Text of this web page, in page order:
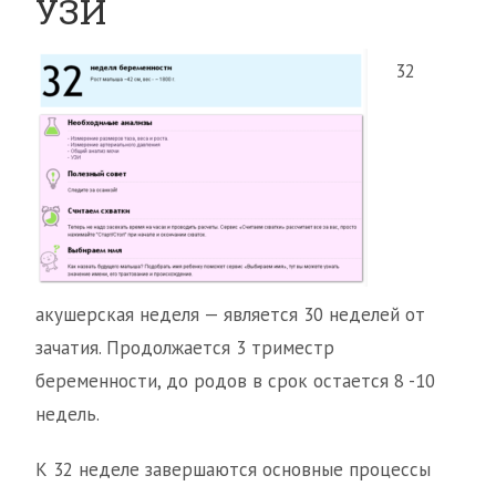
УЗИ
32
акушерская неделя — является 30 неделей от
зачатия. Продолжается 3 триместр
беременности, до родов в срок остается 8 -10
недель.
К 32 неделе завершаются основные процессы